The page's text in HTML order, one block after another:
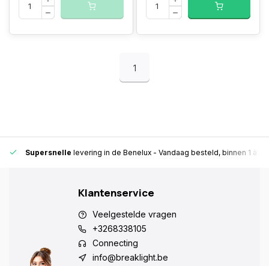
1
Supersnelle levering in de Benelux - Vandaag besteld, binnen 1 à 2
Klantenservice
Veelgestelde vragen
+3268338105
Connecting
info@breaklight.be